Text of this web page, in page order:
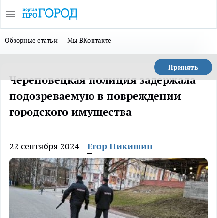
Обзорные статьи Мы ВКонтакте
Принять
Череповецкая полиция задержала
подозреваемую в повреждении
городского имущества
22 сентября 2024 Егор Никишин